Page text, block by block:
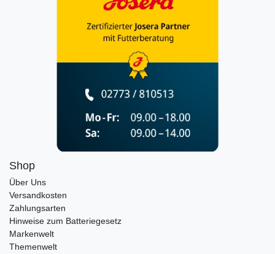
Shop
Über Uns
Versandkosten
Zahlungsarten
Hinweise zum Batteriegesetz
Markenwelt
Themenwelt